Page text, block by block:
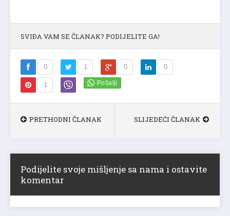
SVIĐA VAM SE ČLANAK? PODIJELITE GA!
0 1 0 0
1
PRETHODNI ČLANAK SLIJEDEĆI ČLANAK
Podijelite svoje mišljenje sa nama i ostavite
komentar